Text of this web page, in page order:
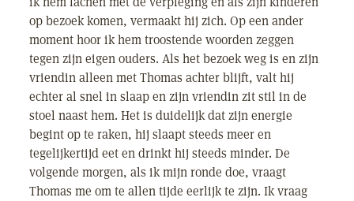
op bezoek komen, vermaakt hij zich. Op een ander
moment hoor ik hem troostende woorden zeggen
tegen zijn eigen ouders. Als het bezoek weg is en zijn
vriendin alleen met Thomas achter blijft, valt hij
echter al snel in slaap en zijn vriendin zit stil in de
stoel naast hem. Het is duidelijk dat zijn energie
begint op te raken, hij slaapt steeds meer en
tegelijkertijd eet en drinkt hij steeds minder. De
volgende morgen, als ik mijn ronde doe, vraagt
Thomas me om te allen tijde eerlijk te zijn. Ik vraag